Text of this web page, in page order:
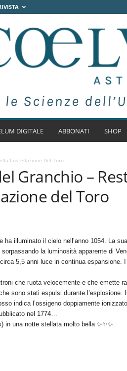
DIGITALE ABBONATI SHOP
Costellazione Del Toro
Granchio –
del Toro
illuminato il cielo nell’anno 1054. La
la luminosità apparente di
5,5 anni luce in continua espansione.
che ruota velocemente e che emette
sono stati espulsi durante l’esplosione.
indica l’ossigeno doppiamente
nel 1774…
in una notte stellata molto bella ✨✨✨.